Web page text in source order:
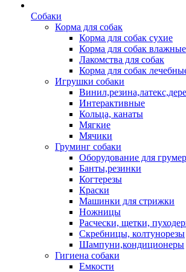
Собаки
Корма для собак
Корма для собак сухие
Корма для собак влажные
Лакомства для собак
Корма для собак
Игрушки собаки
Интерактивные
Кольца, канаты
Мягкие
Мячики
Груминг собаки
Оборудование для
Банты,резинки
Когтерезы
Краски
Машинки для стрижки
Ножницы
Расчески, щетки,
Скребницы, колтунорезы
Шампуни,кондиционеры
Гигиена собаки
Емкости